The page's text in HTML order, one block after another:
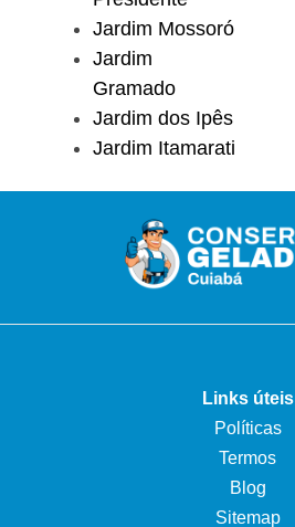
Jardim Mossoró
Jardim
Gramado
Jardim dos Ipês
Jardim Itamarati
Links úteis
Políticas
Termos
Blog
Sitemap